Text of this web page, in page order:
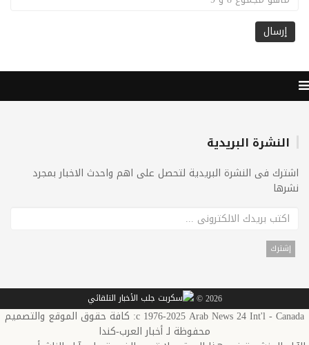
النشرة البريدية
اشترك فى النشرة البريدية لتحصل على اهم واحدث الاخبار بمجرد
نشرها
2026 ©
c 1976-2025 Arab News 24 Int'l - Canada: كافة حقوق الموقع والتصميم
محفوظة لـ أخبار العرب-كندا